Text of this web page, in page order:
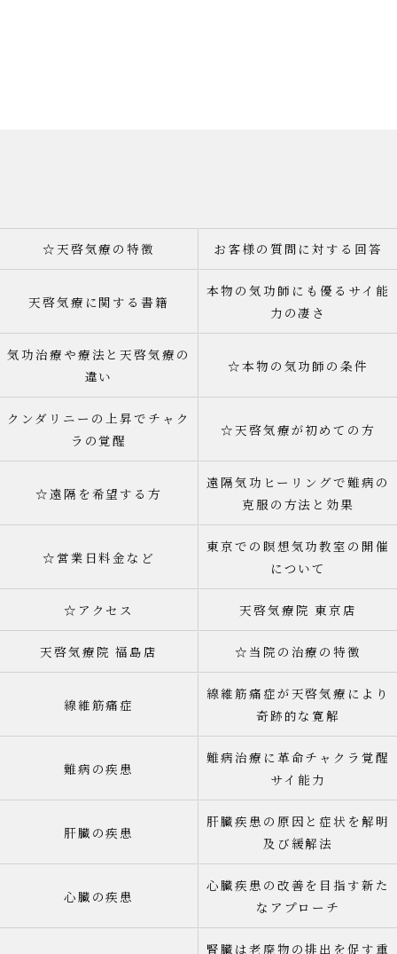
☆天啓気療の特徴 お客様の質問に対する回答
天啓気療に関する書籍
本物の気功師にも優るサイ能
力の凄さ
気功治療や療法と天啓気療の
違い
☆本物の気功師の条件
クンダリニーの上昇でチャク
ラの覚醒
☆天啓気療が初めての方
☆遠隔を希望する方
遠隔気功ヒーリングで難病の
克服の方法と効果
☆営業日料金など
東京での瞑想気功教室の開催
について
☆アクセス 天啓気療院 東京店
天啓気療院 福島店 ☆当院の治療の特徴
線維筋痛症
線維筋痛症が天啓気療により
奇跡的な寛解
難病の疾患
難病治療に革命チャクラ覚醒
サイ能力
肝臓の疾患
肝臓疾患の原因と症状を解明
及び緩解法
心臓の疾患
心臓疾患の改善を目指す新た
なアプローチ
腎臓は老廃物の排出を促す重